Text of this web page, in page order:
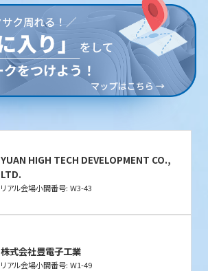
YUAN HIGH TECH DEVELOPMENT CO.,
LTD.
リアル会場小間番号: W3-43
株式会社豊電子工業
リアル会場小間番号: W1-49